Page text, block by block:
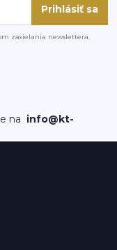
Prihlásiť sa
zasielania newslettera.
na info@kt-